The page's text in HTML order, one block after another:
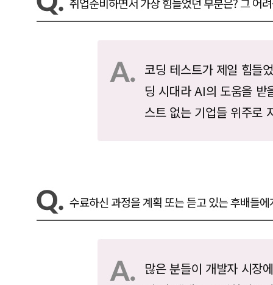
코딩 테스트가 제일 힘들
딩 시대라 AI의 도움을 받
스트 없는 기업들 위주로
수료하신 과정을 계획 또는 듣고 있는 후배들
많은 분들이 개발자 시장